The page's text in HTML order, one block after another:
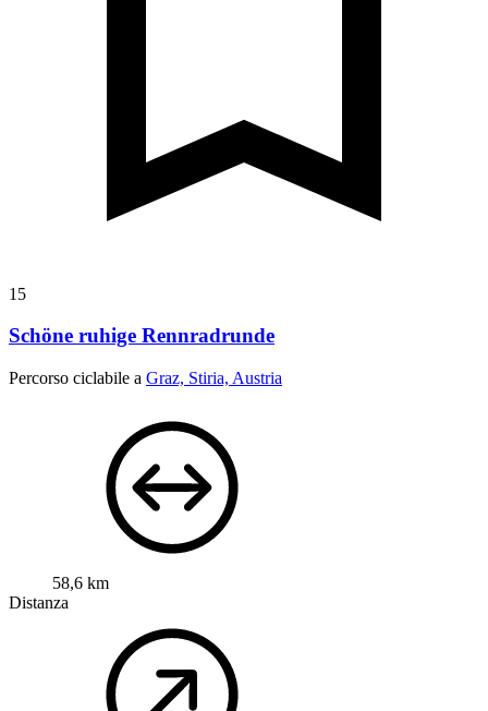
15
Schöne ruhige Rennradrunde
Percorso ciclabile a Graz, Stiria, Austria
58,6 km
Distanza